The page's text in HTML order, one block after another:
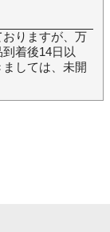
りますが、万
着後14日以
しては、未開